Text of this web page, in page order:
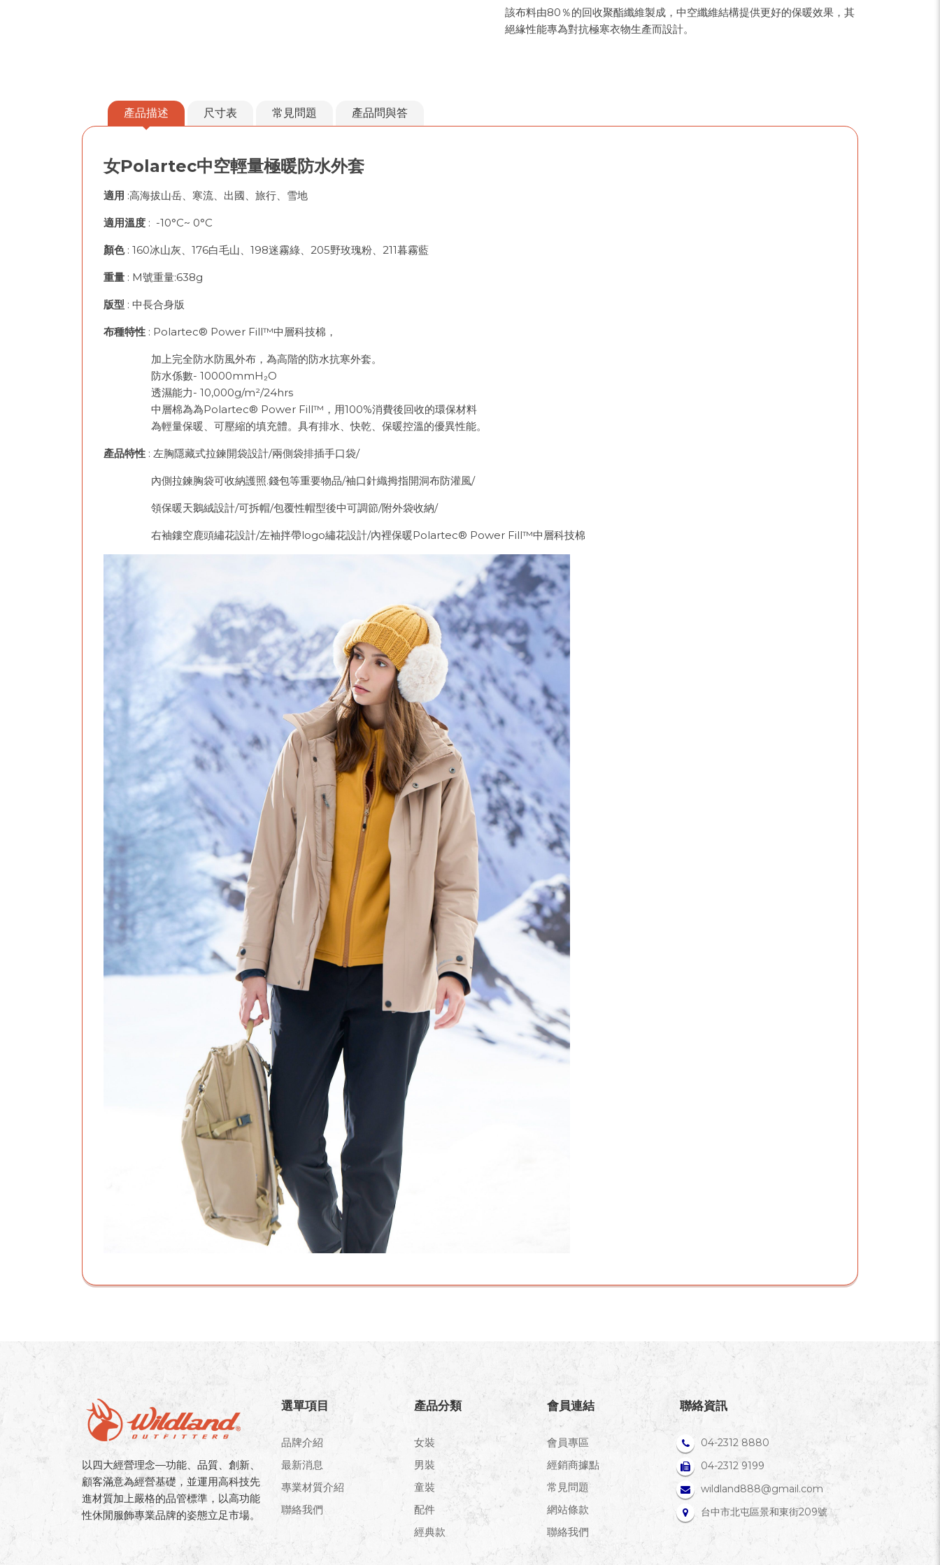
該布料由80％的回收聚酯纖維製成，中空纖維結構提供更好的保暖效果，其
絕緣性能專為對抗極寒衣物生產而設計。
產品描述 尺寸表 常見問題 產品問與答
女Polartec中空輕量極暖防水外套
適用 :高海拔山岳、寒流、出國、旅行、雪地
適用溫度 : -10°C~ 0°C
顏色: 160冰山灰、176白毛山、198迷霧綠、205野玫瑰粉、211暮霧藍
重量 : M號重量:638g
版型 : 中長合身版
布種特性 : Polartec® Power Fill™中層科技棉，
加上完全防水防風外布，為高階的防水抗寒外套。
防水係數- 10000mmH₂O
透濕能力- 10,000g/m²/24hrs
中層棉為為Polartec® Power Fill™，用100%消費後回收的環保材料
為輕量保暖、可壓縮的填充體。具有排水、快乾、保暖控溫的優異性能。
產品特性 : 左胸隱藏式拉鍊開袋設計/兩側袋排插手口袋/
內側拉鍊胸袋可收納護照.錢包等重要物品/袖口針織拇指開洞布防灌風/
領保暖天鵝絨設計/可拆帽/包覆性帽型後中可調節/附外袋收納/
右袖鏤空鹿頭繡花設計/左袖拌帶logo繡花設計/內裡保暖Polartec® Power Fill™中層科技棉
以四大經營理念—功能、品質、創新、
顧客滿意為經營基礎，並運用高科技先
進材質加上嚴格的品管標準，以高功能
性休閒服飾專業品牌的姿態立足市場。
選單項目
品牌介紹
最新消息
專業材質介紹
聯絡我們
產品分類
女裝
男裝
童裝
配件
經典款
會員連結
會員專區
經銷商據點
常見問題
網站條款
聯絡我們
聯絡資訊
04-2312 8880
04-2312 9199
wildland888@gmail.com
台中市北屯區景和東街209號